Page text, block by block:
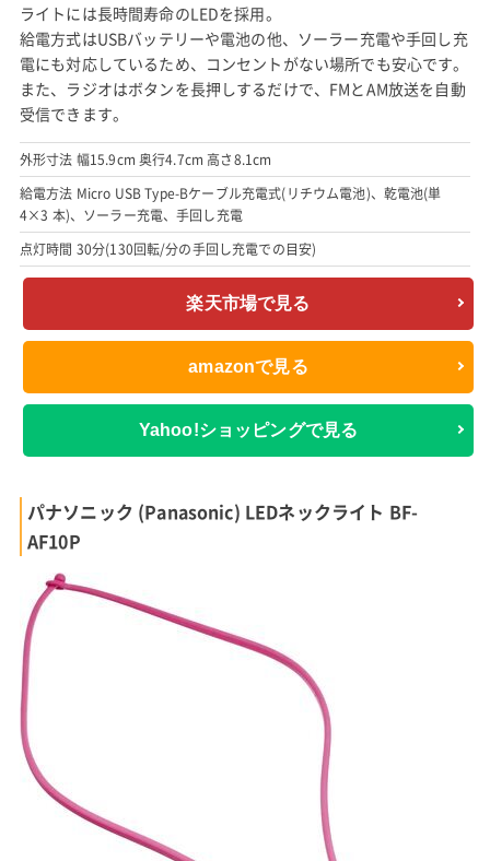
ライトには長時間寿命のLEDを採用。
給電方式はUSBバッテリーや電池の他、ソーラー充電や手回し充
電にも対応しているため、コンセントがない場所でも安心です。
また、ラジオはボタンを長押しするだけで、FMとAM放送を自動
受信できます。
外形寸法 幅15.9cm 奥行4.7cm 高さ8.1cm
給電方法 Micro USB Type-Bケーブル充電式(リチウム電池)、乾電池(単
4×3 本)、ソーラー充電、手回し充電
点灯時間 30分(130回転/分の手回し充電での目安)
楽天市場で見る
amazonで見る
Yahoo!ショッピングで見る
パナソニック (Panasonic) LEDネックライト BF-
AF10P